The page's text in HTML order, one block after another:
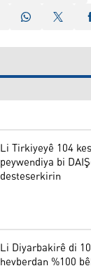
Li Tirkiyeyê 104
peywendiya bi
desteserkirin
Li Diyarbakirê di
hevberdan %100